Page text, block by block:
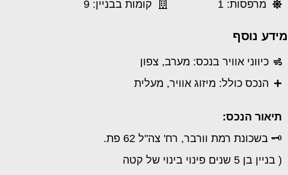
מרפסות: 1
קומות בבניין: 9
מידע נוסף
כיווני אוויר בנכס: מערב, צפון
הנכס כולל: מיזוג אוויר, מעלית
תיאור הנכס:
🗝️ בשכונת רמת וורבר, רח' צה"ל 62 פת.
( בניין בן 5 שנים פינוי בינוי של קטה